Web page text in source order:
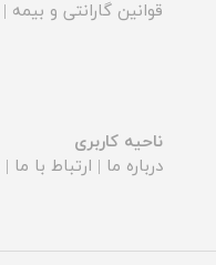
قوانین گارانتی و بیمه |
ناحیه کاربری
درباره ما | ارتباط با ما |